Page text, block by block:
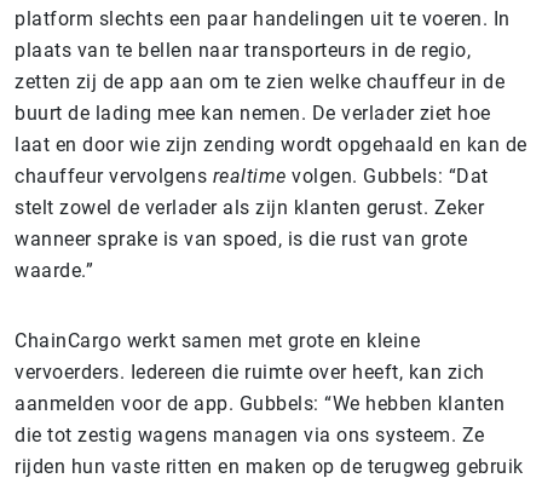
platform slechts een paar handelingen uit te voeren. In
plaats van te bellen naar transporteurs in de regio,
zetten zij de app aan om te zien welke chauffeur in de
buurt de lading mee kan nemen. De verlader ziet hoe
laat en door wie zijn zending wordt opgehaald en kan de
chauffeur vervolgens realtime volgen. Gubbels: “Dat
stelt zowel de verlader als zijn klanten gerust. Zeker
wanneer sprake is van spoed, is die rust van grote
waarde.”
ChainCargo werkt samen met grote en kleine
vervoerders. Iedereen die ruimte over heeft, kan zich
aanmelden voor de app. Gubbels: “We hebben klanten
die tot zestig wagens managen via ons systeem. Ze
rijden hun vaste ritten en maken op de terugweg gebruik